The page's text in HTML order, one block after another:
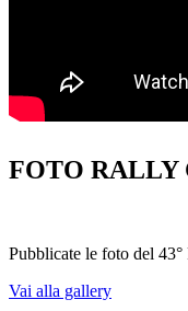
FOTO RALLY
Pubblicate le foto del
Vai alla gallery